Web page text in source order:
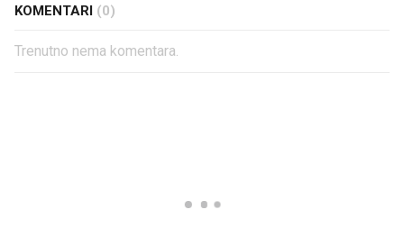
KOMENTARI (0)
Trenutno nema komentara.